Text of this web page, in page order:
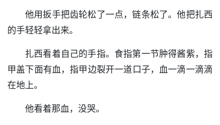
他用扳手把齿轮松了一点，链条松了。他把扎西
的手轻轻拿出来。
扎西看着自己的手指。食指第一节肿得酱紫，指
甲盖下面有血，指甲边裂开一道口子，血一滴一滴滴
在地上。
他看着那血，没哭。